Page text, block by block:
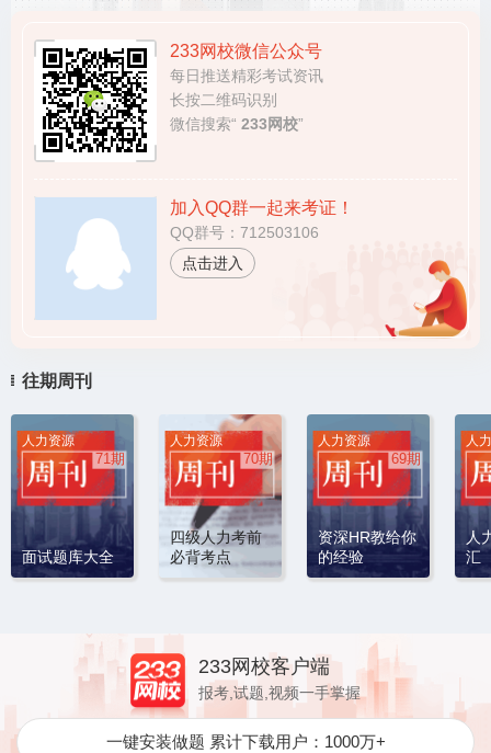
233网校微信公众号
每日推送精彩考试资讯
长按二维码识别
微信搜索“ 233网校”
加入QQ群一起来考证！
QQ群号：712503106
点击进入
往期周刊
人力资源
71期
面试题库大全
人力资源
70期
四级人力考前
必背考点
人力资源
69期
资深HR教给你
的经验
人
人
汇
233网校客户端
报考,试题,视频一手掌握
一键安装做题 累计下载用户：1000万+